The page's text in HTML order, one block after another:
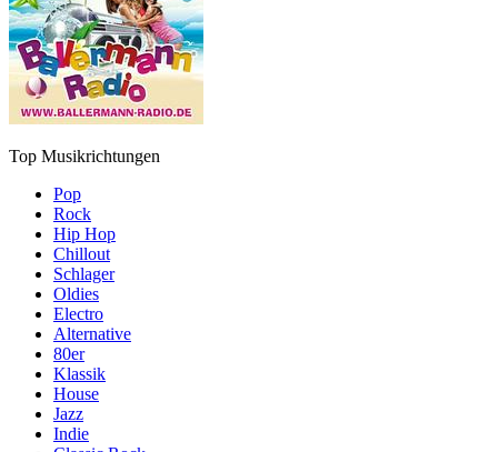
Top Musikrichtungen
Pop
Rock
Hip Hop
Chillout
Schlager
Oldies
Electro
Alternative
80er
Klassik
House
Jazz
Indie